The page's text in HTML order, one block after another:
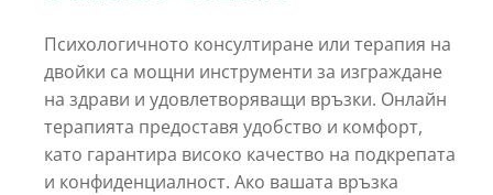
Психологичното консултиране или терапия на
двойки са мощни инструменти за изграждане
на здрави и удовлетворяващи връзки. Онлайн
терапията предоставя удобство и комфорт,
като гарантира високо качество на подкрепата
и конфиденциалност. Ако вашата връзка